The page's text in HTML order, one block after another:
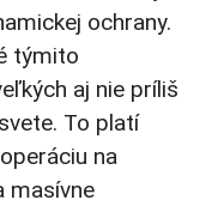
ochrany.
týmito
aj nie príliš
To platí
na
masívne